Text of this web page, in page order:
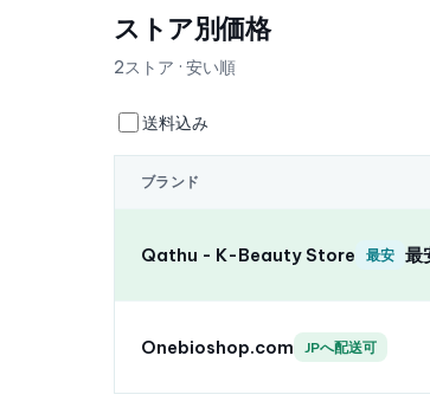
ストア別価格
2ストア · 安い順
送料込み
ブランド
Qathu - K-Beauty Store 最安 最
Onebioshop.com JPへ配送可